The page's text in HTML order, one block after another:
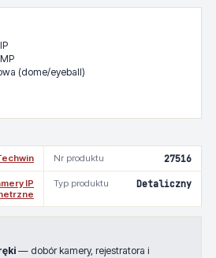
(dome/eyeball)
Nr produktu 27516
IP
Typ produktu Detaliczny
— dobór kamery, rejestratora i